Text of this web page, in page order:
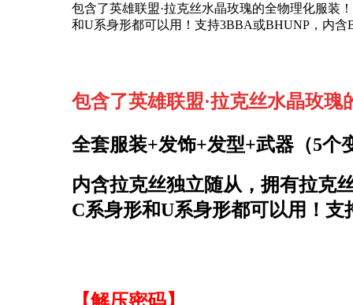
包含了英雄联盟·拉克丝水晶玫瑰的全物理化服装
和U系身形都可以用！支持3BBA或BHUNP，内含
包含了英雄联盟·拉克丝水晶玫瑰
全套服装+发饰+发型+武器（5个
内含拉克丝独立随从，拥有拉克
C系身形和U系身形都可以用！
【解压密码】